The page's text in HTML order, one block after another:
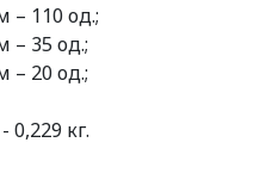
– 110 од.;
– 35 од.;
– 20 од.;
0,229 кг.